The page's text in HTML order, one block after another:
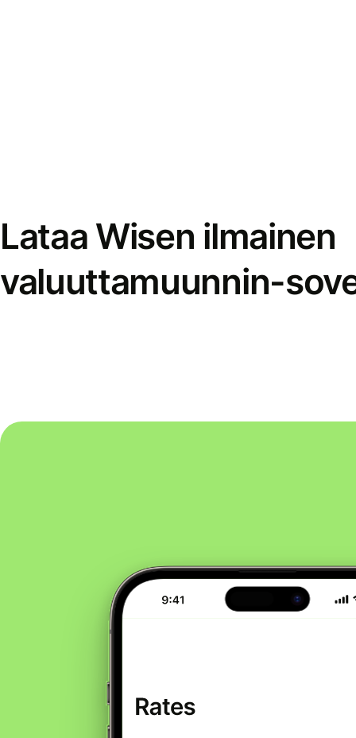
Lataa Wisen ilmainen
valuuttamuunnin-